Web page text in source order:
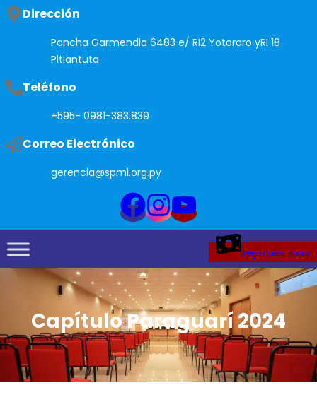
Saltar
contenido
Dirección
Pancha Garmendia 6483 e/ RI2 Yotororo yRI 18
Pitiantuta
Teléfono
+595- 0981-383.839
Correo Electrónico
gerencia@spmi.org.py
Pago Cuota Social
Capítulo Paraguarí 2024